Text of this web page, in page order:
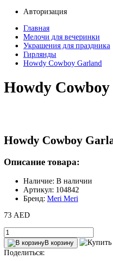
Авторизация
Главная
Мелочи для вечеринки
Украшения для праздника
Гирлянды
Howdy Cowboy Garland
Howdy
Howdy Cowboy
Описание товара:
Наличие: В наличии
Артикул: 104842
Бренд: Meri Meri
73 AED
В корзину
Поделиться: